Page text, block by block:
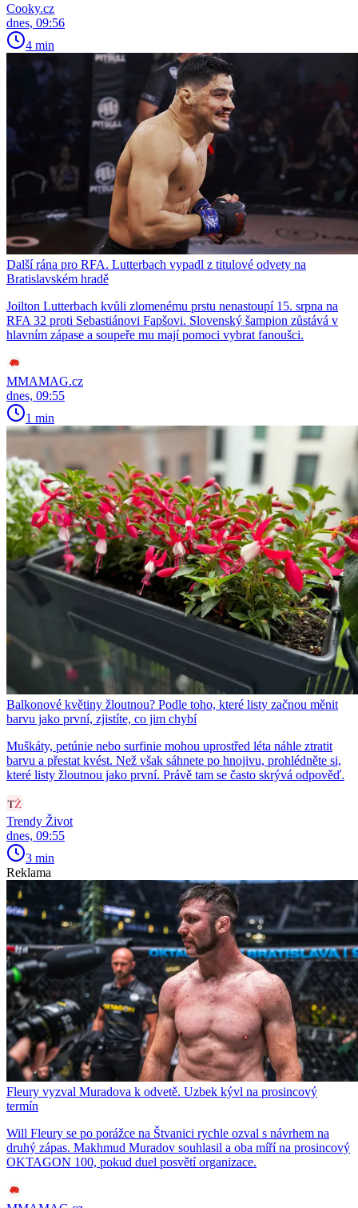
Cooky.cz
dnes, 09:56
4 min
Další rána pro RFA. Lutterbach vypadl z titulové odvety na
Bratislavském hradě
Joilton Lutterbach kvůli zlomenému prstu nenastoupí 15. srpna na
RFA 32 proti Sebastiánovi Fapšovi. Slovenský šampion zůstává v
hlavním zápase a soupeře mu mají pomoci vybrat fanoušci.
MMAMAG.cz
dnes, 09:55
1 min
Balkonové květiny žloutnou? Podle toho, které listy začnou měnit
barvu jako první, zjistíte, co jim chybí
Muškáty, petúnie nebo surfinie mohou uprostřed léta náhle ztratit
barvu a přestat kvést. Než však sáhnete po hnojivu, prohlédněte si,
které listy žloutnou jako první. Právě tam se často skrývá odpověď.
Trendy Život
dnes, 09:55
3 min
Reklama
Fleury vyzval Muradova k odvetě. Uzbek kývl na prosincový
termín
Will Fleury se po porážce na Štvanici rychle ozval s návrhem na
druhý zápas. Makhmud Muradov souhlasil a oba míří na prosincový
OKTAGON 100, pokud duel posvětí organizace.